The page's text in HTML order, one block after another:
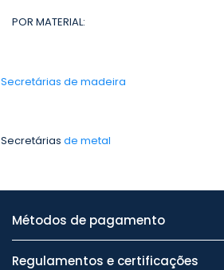
POR MATERIAL:
Secretárias de madeira
de metal
Métodos de pagamento
Regulamentos e certificações